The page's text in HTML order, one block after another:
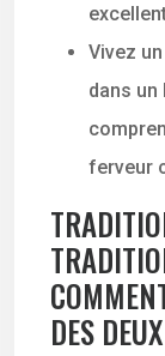
Vivez
dans
ferveur
DES